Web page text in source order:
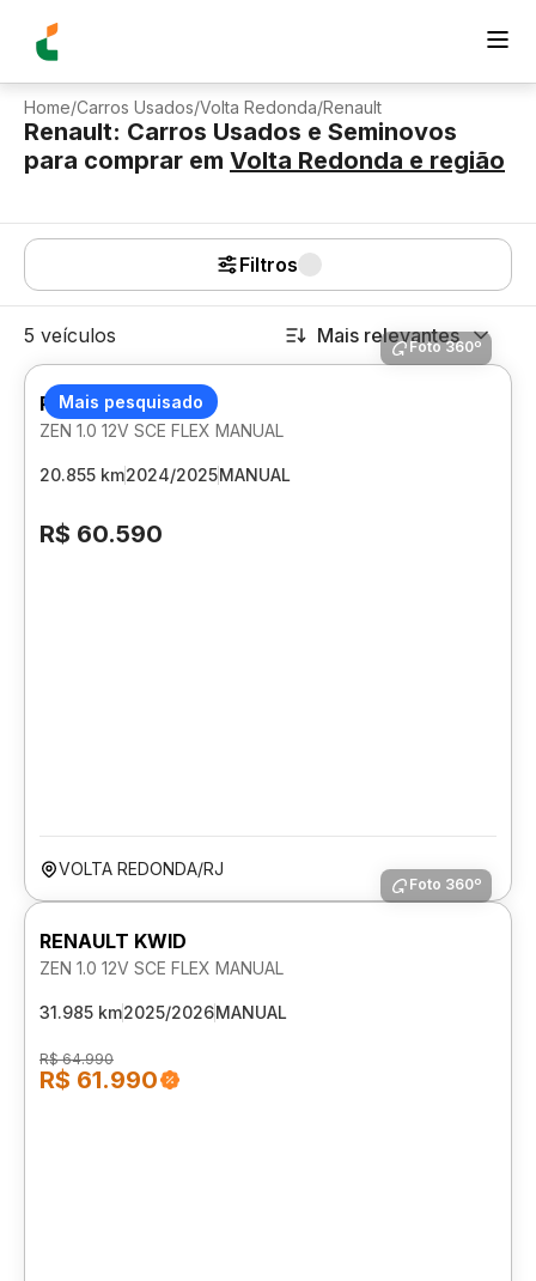
Home/Carros Usados/Volta Redonda/Renault
Renault: Carros Usados e Seminovos
para comprar em Volta Redonda e região
Filtros
5 veículos Mais relevantes
Mais pesquisado
Foto 360º
RENAULT KWID
ZEN 1.0 12V SCE FLEX MANUAL
20.855 km2024/2025MANUAL
R$ 60.590
VOLTA REDONDA/RJ
Foto 360º
RENAULT KWID
ZEN 1.0 12V SCE FLEX MANUAL
31.985 km2025/2026MANUAL
R$ 64.990
R$ 61.990